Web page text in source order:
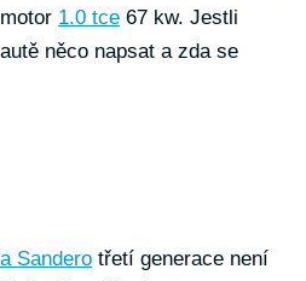
1.0 tce 67 kw. Jestli
něco napsat a zda se
Sandero třetí generace není